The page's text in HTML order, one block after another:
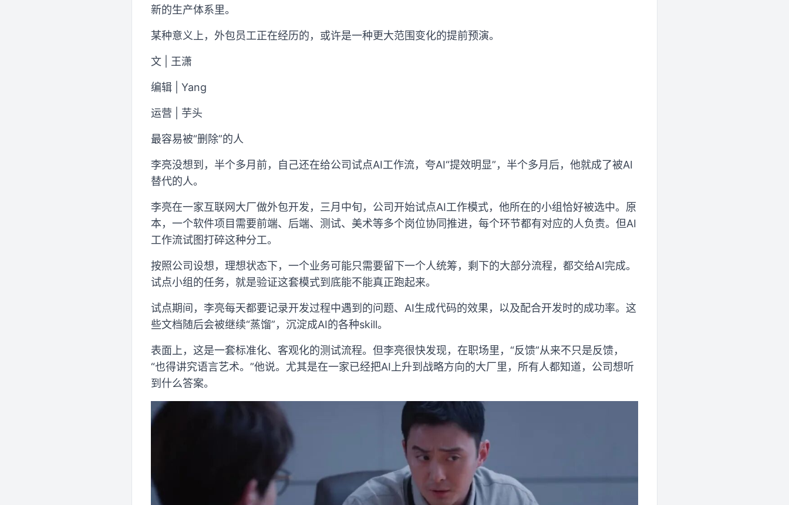
新的生产体系里。
某种意义上，外包员工正在经历的，或许是一种更大范围变化的提前预演。
文 | 王潇
编辑 | Yang
运营 | 芋头
最容易被“删除”的人
李亮没想到，半个多月前，自己还在给公司试点AI工作流，夸AI“提效明显”，半个多月后，他就成了被AI
替代的人。
李亮在一家互联网大厂做外包开发，三月中旬，公司开始试点AI工作模式，他所在的小组恰好被选中。原
本，一个软件项目需要前端、后端、测试、美术等多个岗位协同推进，每个环节都有对应的人负责。但AI
工作流试图打碎这种分工。
按照公司设想，理想状态下，一个业务可能只需要留下一个人统筹，剩下的大部分流程，都交给AI完成。
试点小组的任务，就是验证这套模式到底能不能真正跑起来。
试点期间，李亮每天都要记录开发过程中遇到的问题、AI生成代码的效果，以及配合开发时的成功率。这
些文档随后会被继续“蒸馏”，沉淀成AI的各种skill。
表面上，这是一套标准化、客观化的测试流程。但李亮很快发现，在职场里，“反馈”从来不只是反馈，
“也得讲究语言艺术。”他说。尤其是在一家已经把AI上升到战略方向的大厂里，所有人都知道，公司想听
到什么答案。